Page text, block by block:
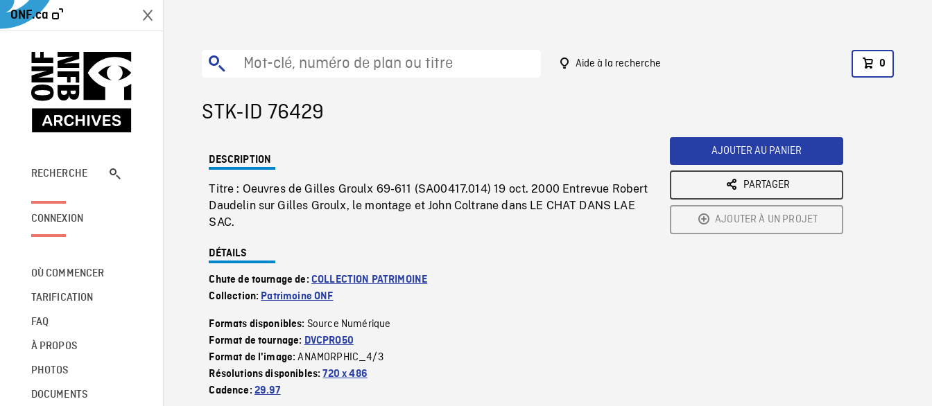
ONF.ca
RECHERCHE
CONNEXION
OÙ COMMENCER
TARIFICATION
FAQ
À PROPOS
PHOTOS
DOCUMENTS
Aide à la recherche 0
STK-ID 76429
DESCRIPTION
Titre : Oeuvres de Gilles Groulx 69-611 (SA00417.014) 19 oct. 2000 Entrevue Robert
Daudelin sur Gilles Groulx, le montage et John Coltrane dans LE CHAT DANS LAE
SAC.
DÉTAILS
Chute de tournage de: COLLECTION PATRIMOINE
Collection: Patrimoine ONF
Formats disponibles: Source Numérique
Format de tournage: DVCPRO50
Format de l'image:ANAMORPHIC_4/3
Résolutions disponibles:720 x 486
Cadence: 29.97
AJOUTER AU PANIER
PARTAGER
AJOUTER À UN PROJET